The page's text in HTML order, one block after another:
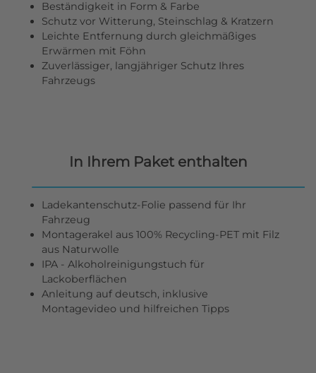
Beständigkeit in Form & Farbe
Schutz vor Witterung, Steinschlag & Kratzern
Leichte Entfernung durch gleichmäßiges
Erwärmen mit Föhn
Zuverlässiger, langjähriger Schutz Ihres
Fahrzeugs
In Ihrem Paket enthalten
Ladekantenschutz-Folie passend für Ihr
Fahrzeug
Montagerakel aus 100% Recycling-PET mit Filz
aus Naturwolle
IPA - Alkoholreinigungstuch für
Lackoberflächen
Anleitung auf deutsch, inklusive
Montagevideo und hilfreichen Tipps